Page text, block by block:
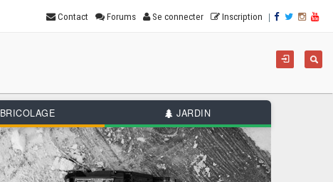
Contact Forums Se connecter Inscription |
BRICOLAGE JARDIN